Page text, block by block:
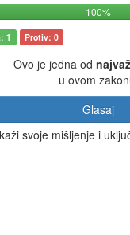
100%
1 Protiv: 0
Ovo je jedna od
u ovom
Glasaj
svoje mišljenje i